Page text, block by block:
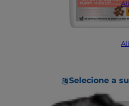
Selecione a